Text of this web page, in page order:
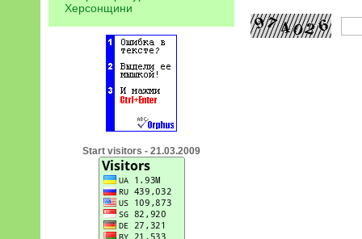
Херсонщини
Start visitors - 21.03.2009